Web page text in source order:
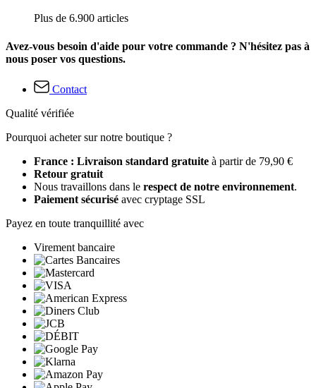
Plus de 6.900 articles
Avez-vous besoin d'aide pour votre commande ? N'hésitez pas à
nous poser vos questions.
Contact
Qualité vérifiée
Pourquoi acheter sur notre boutique ?
France : Livraison standard gratuite à partir de 79,90 €
Retour gratuit
Nous travaillons dans le respect de notre environnement.
Paiement sécurisé avec cryptage SSL
Payez en toute tranquillité avec
Virement bancaire